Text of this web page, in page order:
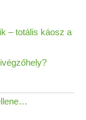
– totális káosz a